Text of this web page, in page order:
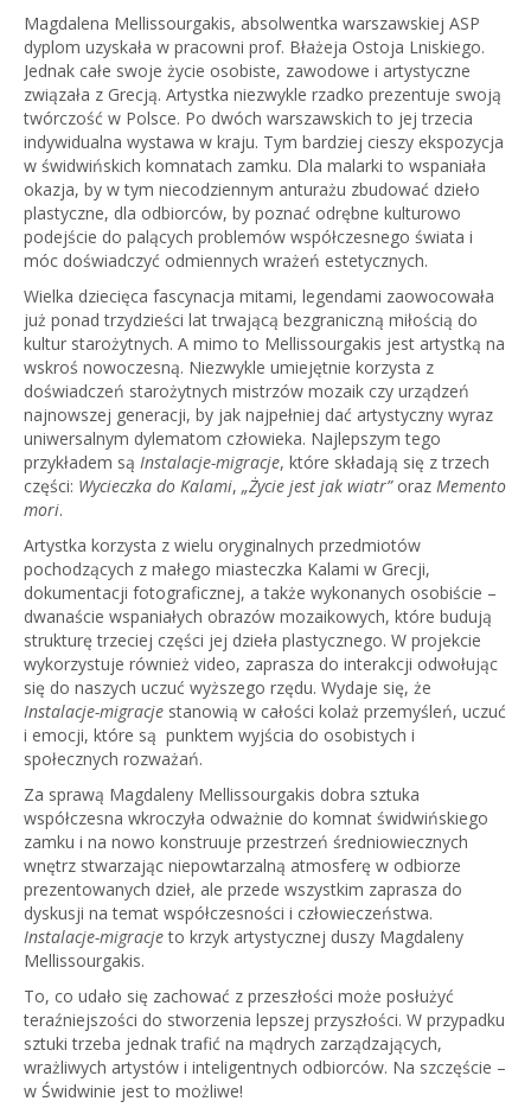
Magdalena Mellissourgakis, absolwentka warszawskiej ASP
dyplom uzyskała w pracowni prof. Błażeja Ostoja Lniskiego.
Jednak całe swoje życie osobiste, zawodowe i artystyczne
związała z Grecją. Artystka niezwykle rzadko prezentuje swoją
twórczość w Polsce. Po dwóch warszawskich to jej trzecia
indywidualna wystawa w kraju. Tym bardziej cieszy ekspozycja
w świdwińskich komnatach zamku. Dla malarki to wspaniała
okazja, by w tym niecodziennym anturażu zbudować dzieło
plastyczne, dla odbiorców, by poznać odrębne kulturowo
podejście do palących problemów współczesnego świata i
móc doświadczyć odmiennych wrażeń estetycznych.
Wielka dziecięca fascynacja mitami, legendami zaowocowała
już ponad trzydzieści lat trwającą bezgraniczną miłością do
kultur starożytnych. A mimo to Mellissourgakis jest artystką na
wskroś nowoczesną. Niezwykle umiejętnie korzysta z
doświadczeń starożytnych mistrzów mozaik czy urządzeń
najnowszej generacji, by jak najpełniej dać artystyczny wyraz
uniwersalnym dylematom człowieka. Najlepszym tego
przykładem są Instalacje-migracje, które składają się z trzech
części: Wycieczka do Kalami, „Życie jest jak wiatr”oraz Memento
mori.
Artystka korzysta z wielu oryginalnych przedmiotów
pochodzących z małego miasteczka Kalami w Grecji,
dokumentacji fotograficznej, a także wykonanych osobiście –
dwanaście wspaniałych obrazów mozaikowych, które budują
strukturę trzeciej części jej dzieła plastycznego. W projekcie
wykorzystuje również video, zaprasza do interakcji odwołując
się do naszych uczuć wyższego rzędu. Wydaje się, że
Instalacje-migracje stanowią w całości kolaż przemyśleń, uczuć
i emocji, które są punktem wyjścia do osobistych i
społecznych rozważań.
Za sprawą Magdaleny Mellissourgakis dobra sztuka
współczesna wkroczyła odważnie do komnat świdwińskiego
zamku i na nowo konstruuje przestrzeń średniowiecznych
wnętrz stwarzając niepowtarzalną atmosferę w odbiorze
prezentowanych dzieł, ale przede wszystkim zaprasza do
dyskusji na temat współczesności i człowieczeństwa.
Instalacje-migracjeto krzyk artystycznej duszy Magdaleny
Mellissourgakis.
To, co udało się zachować z przeszłości może posłużyć
teraźniejszości do stworzenia lepszej przyszłości. W przypadku
sztuki trzeba jednak trafić na mądrych zarządzających,
wrażliwych artystów i inteligentnych odbiorców. Na szczęście –
w Świdwinie jest to możliwe!